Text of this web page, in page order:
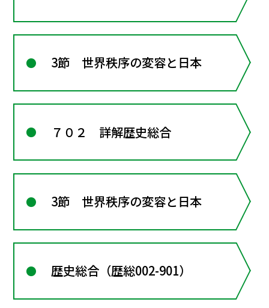
3節 世界秩序の変容と日本
７０２ 詳解歴史総合
3節 世界秩序の変容と日本
歴史総合（歴総002-901）